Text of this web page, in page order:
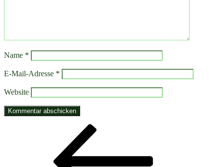
Name *
E-Mail-Adresse *
Website
Beitragsnavigation